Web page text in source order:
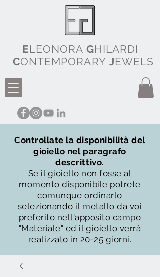
ELEONORA GHILARDI
CONTEMPORARY JEWELS
Controllate la disponibilità del
gioiello nel paragrafo
descrittivo.
Se il gioiello non fosse al
momento disponibile potrete
comunque ordinarlo
selezionando il metallo da voi
preferito nell'apposito campo
"Materiale" ed il gioiello verrà
realizzato in 20-25 giorni.